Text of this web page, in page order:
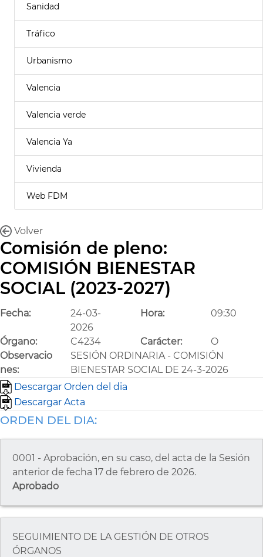
Sanidad
Tráfico
Urbanismo
Valencia
Valencia verde
Valencia Ya
Vivienda
Web FDM
Volver
Comisión de pleno:
COMISIÓN BIENESTAR
SOCIAL (2023-2027)
Fecha:
24-03-
2026
Hora: 09:30
Órgano: C4234 Carácter:
O
Observacio
nes:
SESIÓN ORDINARIA - COMISIÓN
BIENESTAR SOCIAL DE 24-3-2026
Descargar Orden del dia
Descargar Acta
ORDEN DEL DIA:
0001 - Aprobación, en su caso, del acta de la Sesión
anterior de fecha 17 de febrero de 2026.
Aprobado
SEGUIMIENTO DE LA GESTIÓN DE OTROS
ÓRGANOS